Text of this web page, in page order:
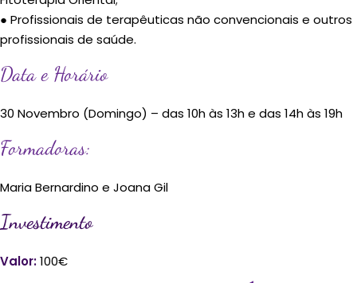
● Profissionais ou estudantes em formação nas áreas da
Fitoterapia Oriental;
● Profissionais de terapêuticas não convencionais e outros
profissionais de saúde.
Data e Horário
30 Novembro (Domingo) – das 10h às 13h e das 14h às 19h
Formadoras:
Maria Bernardino e Joana Gil
Investimento